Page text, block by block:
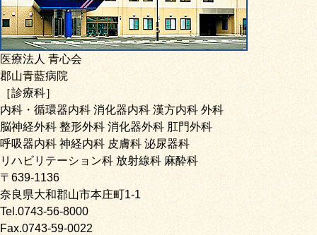
医療法人 青心会
郡山青藍病院
［診療科］
内科・循環器内科 消化器内科 漢方内科 外科
脳神経外科 整形外科 消化器外科 肛門外科
呼吸器内科 神経内科 皮膚科 泌尿器科
リハビリテーション科 放射線科 麻酔科
〒639-1136
奈良県大和郡山市本庄町1-1
Tel.0743-56-8000
Fax.0743-59-0022